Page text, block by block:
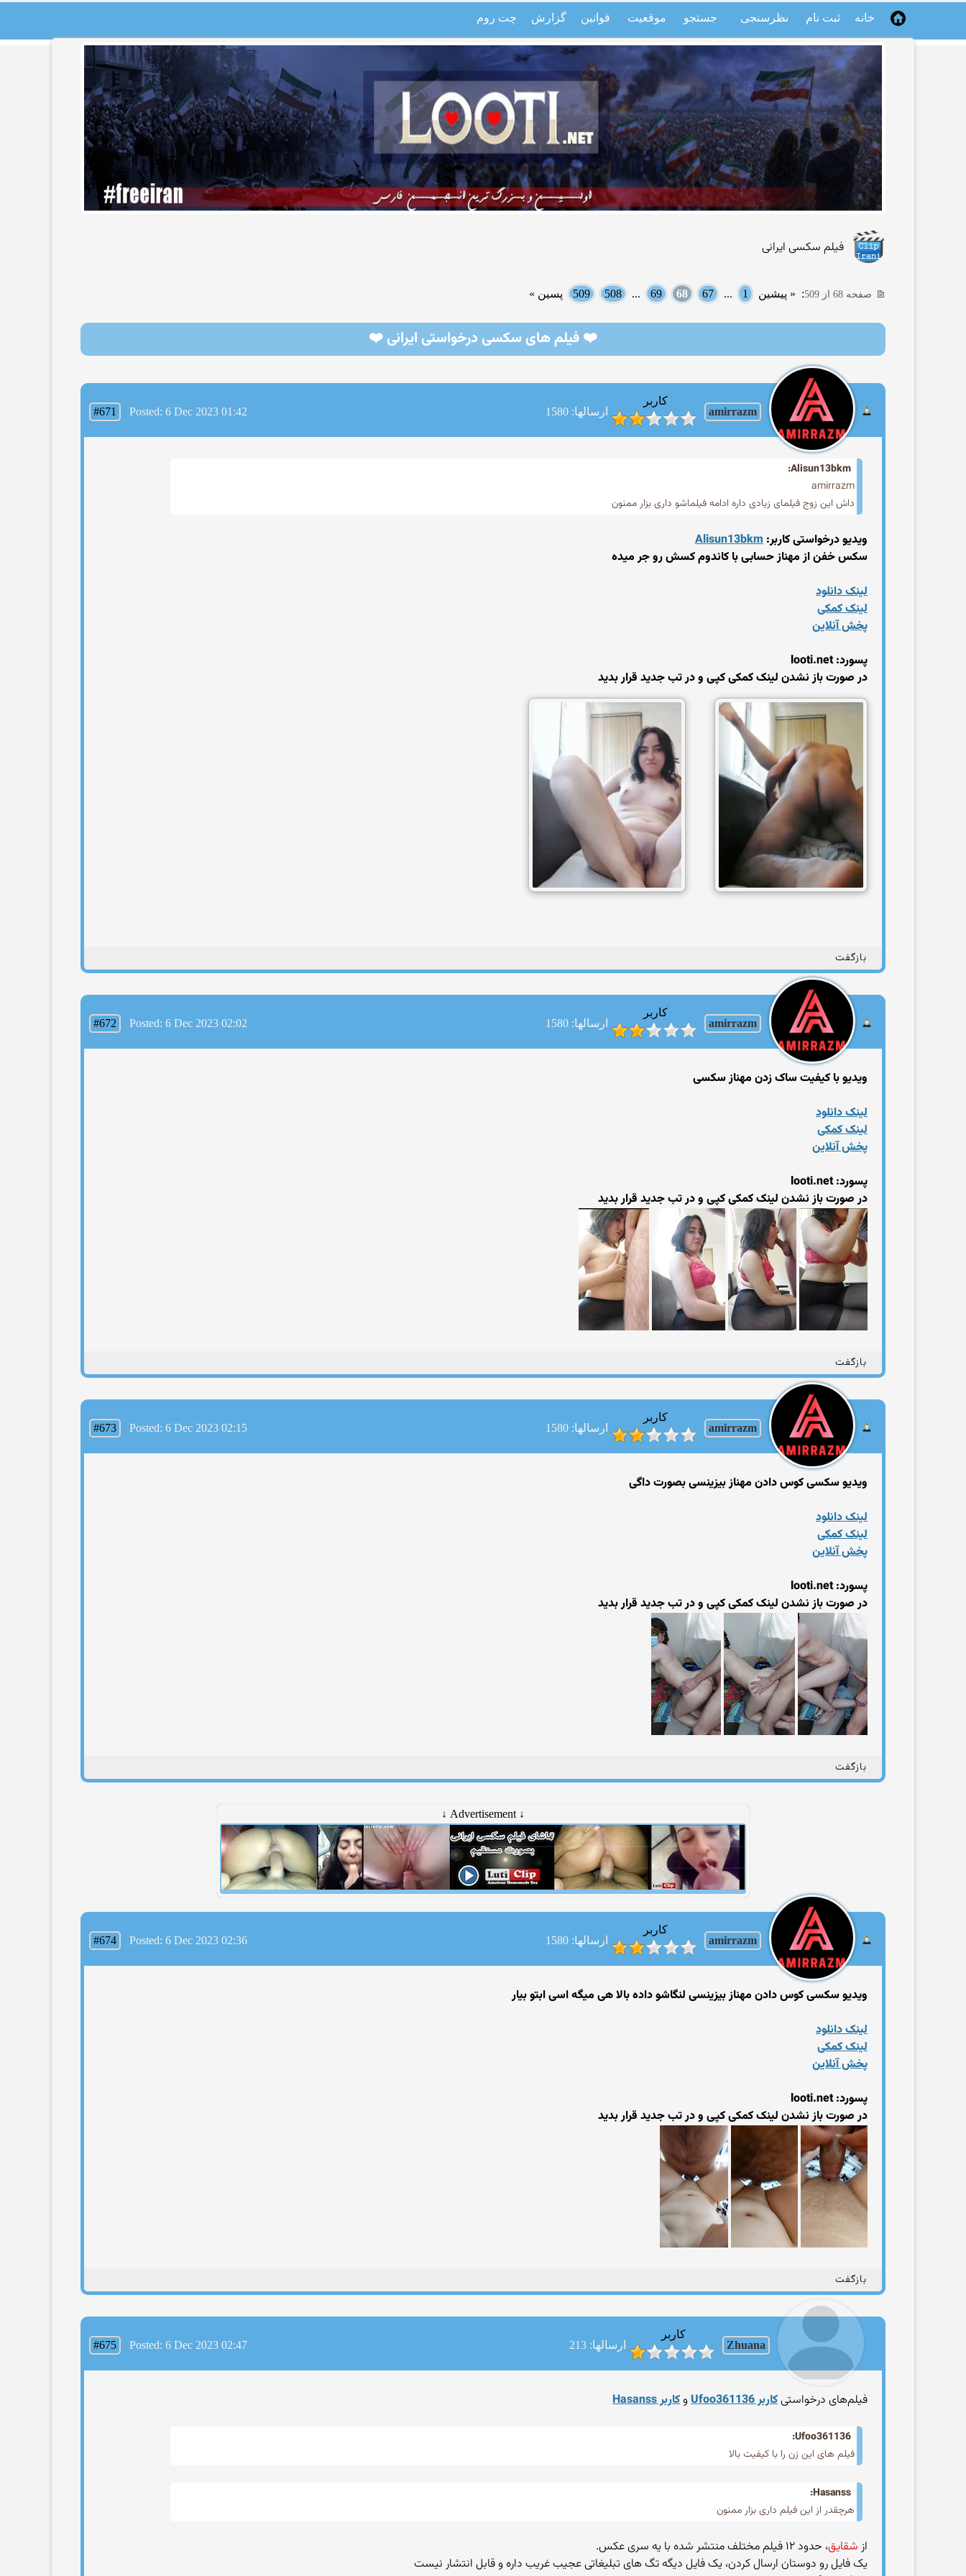
خانه ثبت نام نظرسنجی جستجو موقعیت قوانین گزارش چت روم
فیلم سکسی ایرانی
صفحه 68 از 509 : « پیشین 1
...
67
68
69
...
508
509 پسین »
❤️ فیلم های سکسی درخواستی ایرانی ❤️
amirrazm
کاربر
ارسالها: 1580
#671 Posted: 6 Dec 2023 01:42
Alisun13bkm:
amirrazm
داش این زوج فیلمای زیادی داره ادامه فیلماشو داری بزار ممنون
ویدیو درخواستی کاربر: Alisun13bkm
سکس خفن از مهناز حسابی با کاندوم کسش رو جر میده
لینک دانلود
لینک کمکی
پخش آنلاین
پسورد: looti.net
در صورت باز نشدن لینک کمکی کپی و در تب جدید قرار بدید
بازگفت
amirrazm
کاربر
ارسالها: 1580
#672 Posted: 6 Dec 2023 02:02
ویدیو با کیفیت ساک زدن مهناز سکسی
لینک دانلود
لینک کمکی
پخش آنلاین
پسورد: looti.net
در صورت باز نشدن لینک کمکی کپی و در تب جدید قرار بدید
بازگفت
amirrazm
کاربر
ارسالها: 1580
#673 Posted: 6 Dec 2023 02:15
ویدیو سکسی کوس دادن مهناز بیزینسی بصورت داگی
لینک دانلود
لینک کمکی
پخش آنلاین
پسورد: looti.net
در صورت باز نشدن لینک کمکی کپی و در تب جدید قرار بدید
بازگفت
↓ Advertisement ↓
amirrazm
کاربر
ارسالها: 1580
#674 Posted: 6 Dec 2023 02:36
ویدیو سکسی کوس دادن مهناز بیزینسی لنگاشو داده بالا هی میگه اسی ابتو بیار
لینک دانلود
لینک کمکی
پخش آنلاین
پسورد: looti.net
در صورت باز نشدن لینک کمکی کپی و در تب جدید قرار بدید
بازگفت
Zhuana
کاربر
ارسالها: 213
#675 Posted: 6 Dec 2023 02:47
فیلم‌های درخواستیکاربر Ufoo361136 وکاربر Hasanss
Ufoo361136:
فیلم های این زن را با کیفیت بالا
Hasanss:
هرچقدر از این فیلم داری بزار ممنون
از شقایق، حدود ۱۲ فیلم مختلف منتشر شده با یه سری عکس.
یک فایل رو دوستان ارسال کردن، یک فایل دیگه تگ های تبلیغاتی عجیب غریب داره و قابل انتشار نیست